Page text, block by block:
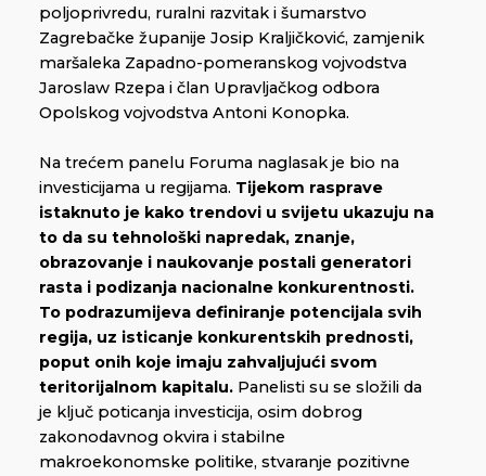
poljoprivredu, ruralni razvitak i šumarstvo
Zagrebačke županije Josip Kraljičković, zamjenik
maršaleka Zapadno-pomeranskog vojvodstva
Jaroslaw Rzepa i član Upravljačkog odbora
Opolskog vojvodstva Antoni Konopka.
Na trećem panelu Foruma naglasak je bio na
investicijama u regijama. Tijekom rasprave
istaknuto je kako trendovi u svijetu ukazuju na
to da su tehnološki napredak, znanje,
obrazovanje i naukovanje postali generatori
rasta i podizanja nacionalne konkurentnosti.
To podrazumijeva definiranje potencijala svih
regija, uz isticanje konkurentskih prednosti,
poput onih koje imaju zahvaljujući svom
teritorijalnom kapitalu. Panelisti su se složili da
je ključ poticanja investicija, osim dobrog
zakonodavnog okvira i stabilne
makroekonomske politike, stvaranje pozitivne